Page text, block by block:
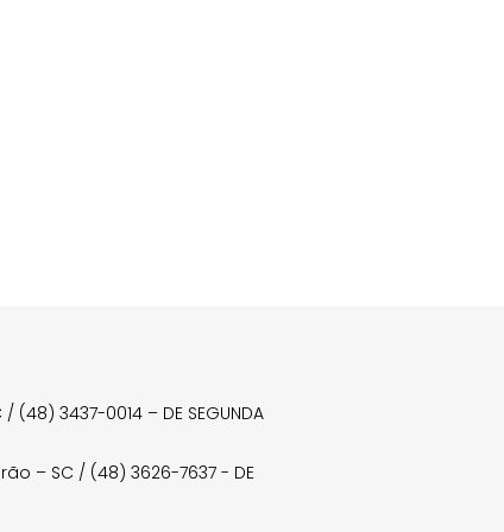
3437-0014 – DE SEGUNDA
– SC / (48) 3626-7637 - DE